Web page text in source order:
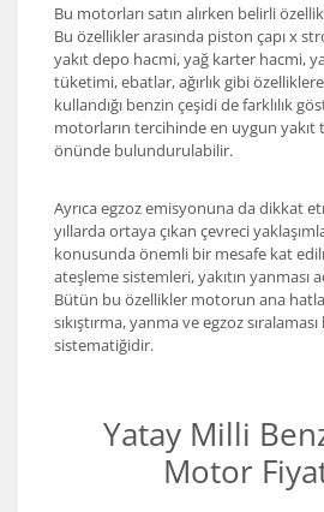
Bu motorları satın alırken belirli
Bu özellikler arasında piston çapı x
yakıt depo hacmi, yağ karter hacmi,
tüketimi, ebatlar, ağırlık gibi
kullandığı benzin çeşidi de farklılık
motorların tercihinde en uygun yakıt
önünde bulundurulabilir.
Ayrıca egzoz emisyonuna da dikkat
yıllarda ortaya çıkan çevreci
konusunda önemli bir mesafe kat
ateşleme sistemleri, yakıtın yanması
Bütün bu özellikler motorun ana
sıkıştırma, yanma ve egzoz
sistematiğidir.
Yatay Milli
Motor